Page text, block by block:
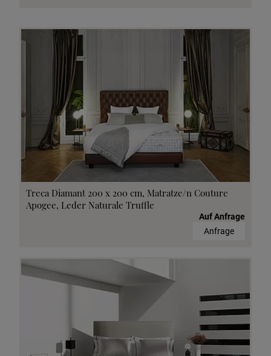
Treca Diamant 200 x 200 cm, Matratze/n Couture
Apogee, Leder Naturale Truffle
Auf Anfrage
Anfrage